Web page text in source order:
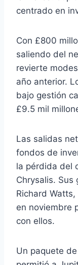
centrado en
Con £800
saliendo del
revierte
año anterior.
bajo gestión
£9.5 mil
Las salidas
fondos de
la pérdida del
Chrysalis. Sus
Richard
en noviembre
con ellos.
Un paquete